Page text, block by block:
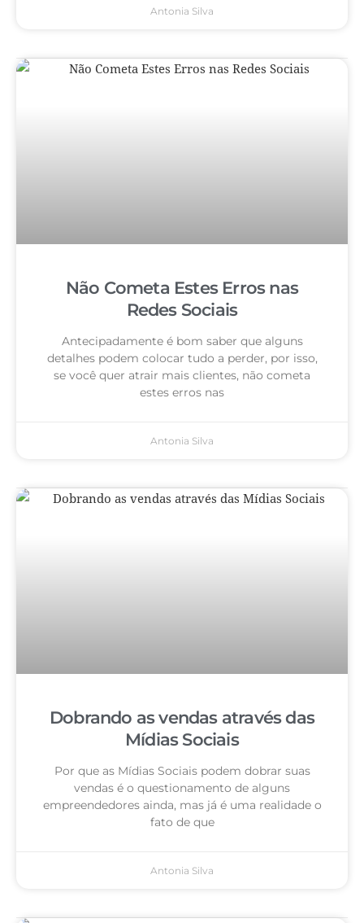
Antonia Silva
Não Cometa Estes Erros nas
Redes Sociais
Antecipadamente é bom saber que alguns
detalhes podem colocar tudo a perder, por isso,
se você quer atrair mais clientes, não cometa
estes erros nas
Antonia Silva
Dobrando as vendas através das
Mídias Sociais
Por que as Mídias Sociais podem dobrar suas
vendas é o questionamento de alguns
empreendedores ainda, mas já é uma realidade o
fato de que
Antonia Silva